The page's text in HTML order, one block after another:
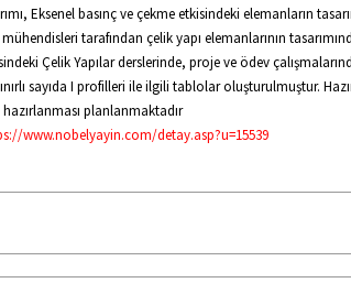
Eksenel basınç ve çekme etkisindeki elemanların
tarafından çelik yapı elemanlarının
Çelik Yapılar derslerinde, proje ve ödev
sayıda I profilleri ile ilgili tablolar oluşturulmuştur.
planlanmaktadır
www.nobelyayin.com/detay.asp?u=15539